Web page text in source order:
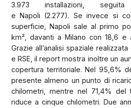
3.973 installazioni,
e Napoli (2.277). Se invece si
superficie, Napoli sale al primo
km², davanti a Milano con 18,6 e
Grazie all’analisi spaziale
e RSE, il report mostra inoltre un
copertura territoriale. Nel 95,6%
presente almeno un punto di
chilometri, mentre nel 71,4% del
riduce a cinque chilometri. Due